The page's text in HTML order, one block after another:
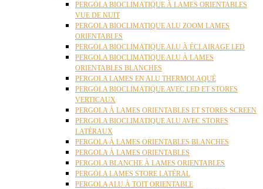
PERGOLA BIOCLIMATIQUE À LAMES ORIENTABLES
VUE DE NUIT
PERGOLA BIOCLIMATIQUE ALU ZOOM LAMES
ORIENTABLES
PERGOLA BIOCLIMATIQUE ALU À ÉCLAIRAGE LED
PERGOLA BIOCLIMATIQUE ALU À LAMES
ORIENTABLES BLANCHES
PERGOLA LAMES EN ALU THERMOLAQUÉ
PERGOLA BIOCLIMATIQUE AVEC LED ET STORES
VERTICAUX
PERGOLA À LAMES ORIENTABLES ET STORES SCREEN
PERGOLA BIOCLIMATIQUE ALU AVEC STORES
LATÉRAUX
PERGOLA À LAMES ORIENTABLES BLANCHES
PERGOLA À LAMES ORIENTABLES
PERGOLA BLANCHE À LAMES ORIENTABLES
PERGOLA LAMES STORE LATÉRAL
PERGOLA ALU À TOIT ORIENTABLE